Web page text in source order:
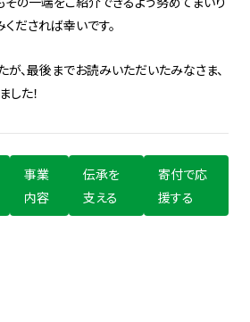
だされば幸いです。
が、最後までお読みいただいたみなさま、
した！
事業
内容
伝承を
支える
寄付で応
援する